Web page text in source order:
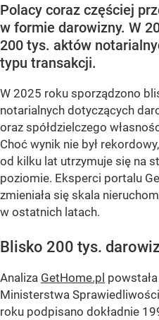
Polacy coraz częściej
w formie darowizny. W
200 tys. aktów
typu transakcji.
W 2025 roku sporządzono
notarialnych dotyczących
oraz spółdzielczego
Choć wynik nie był
od kilku lat utrzymuje się na
poziomie. Eksperci portalu
zmieniała się skala
w ostatnich latach.
Blisko 200 tys.
Analiza GetHome.pl
Ministerstwa
roku podpisano dokładnie